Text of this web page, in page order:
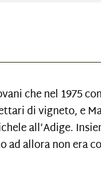
che nel 1975
di vigneto, e
all’Adige.
ad allora non era